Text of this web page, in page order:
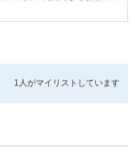
1人がマイリストしています